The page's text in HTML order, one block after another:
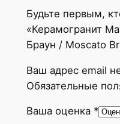
н
т
a
i
o
Будьте первым,
«Керамогранит
Браун / Moscato
Ваш адрес email
Обязательные
Ваша оценка *